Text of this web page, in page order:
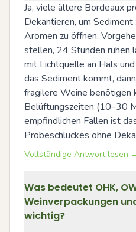
Ja, viele ältere Bordeaux
Dekantieren, um Sediment
Aromen zu öffnen.
stellen, 24 Stunden ruhen
mit Lichtquelle an Hals
das Sediment kommt,
fragilere Weine benötigen
Belüftungszeiten (10–30
empfindlichen Fällen ist
Probeschluckes ohne
Vollständige Antwort lesen
Was bedeutet OHK,
Weinverpackungen
wichtig?